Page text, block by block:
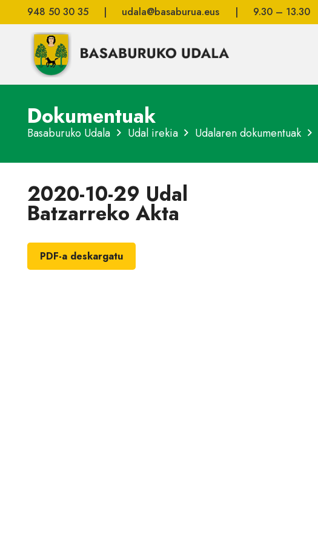
948 50 30 35 | udala@basaburua.eus | 9.30 – 13.30
Dokumentuak
Basaburuko Udala Udal irekia Udalaren dokumentuak
2020-10-29 Udal
Batzarreko Akta
PDF-a deskargatu